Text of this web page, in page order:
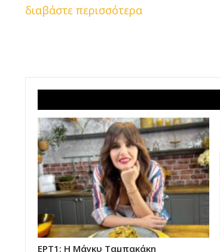
διαβάστε περισσότερα
ΕΡΤ1: Η Μάγκυ Ταμπακάκη